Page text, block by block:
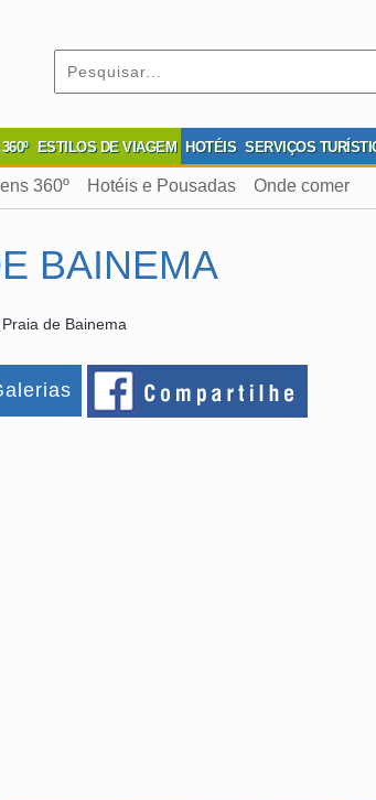
ESTILOS DE VIAGEM HOTÉIS SERVIÇOS
360º Hotéis e Pousadas Onde comer
BAINEMA
de Bainema